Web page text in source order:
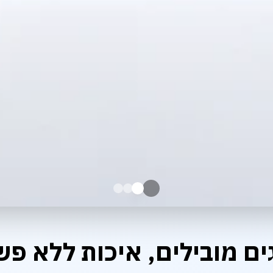
מובילים, איכות ללא